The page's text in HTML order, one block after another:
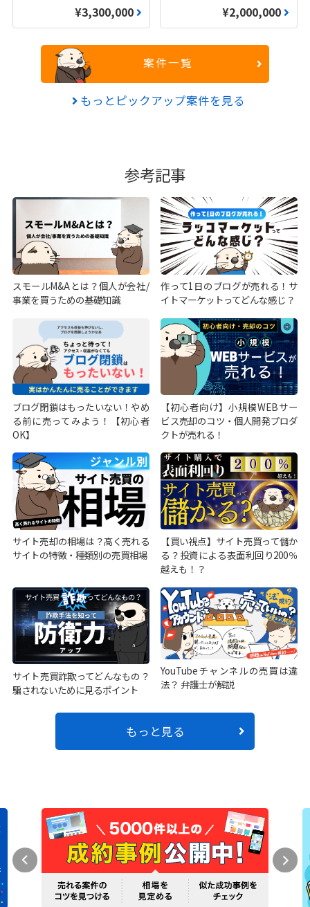
¥3,300,000 ¥2,000,000
案件一覧
もっとピックアップ案件を見る
参考記事
スモールM&Aとは？個人が会社/
事業を買うための基礎知識
作って1日のブログが売れる！サ
イトマーケットってどんな感じ？
ブログ閉鎖はもったいない！やめ
る前に売ってみよう！【初心者
OK】
【初心者向け】小規模WEBサー
ビス売却のコツ・個人開発プロダ
クトが売れる！
サイト売却の相場は？高く売れる
サイトの特徴・種類別の売買相場
【買い視点】サイト売買って儲か
る？投資による表面利回り200％
越えも！？
サイト売買詐欺ってどんなもの？
騙されないために見るポイント
YouTubeチャンネルの売買は違
法？ 弁護士が解説
もっと見る